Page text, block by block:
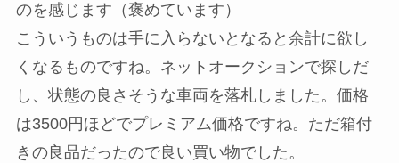
のを感じます（褒めています）
こういうものは手に入らないとなると余計に欲し
くなるものですね。ネットオークションで探しだ
し、状態の良さそうな車両を落札しました。価格
は3500円ほどでプレミアム価格ですね。ただ箱付
きの良品だったので良い買い物でした。